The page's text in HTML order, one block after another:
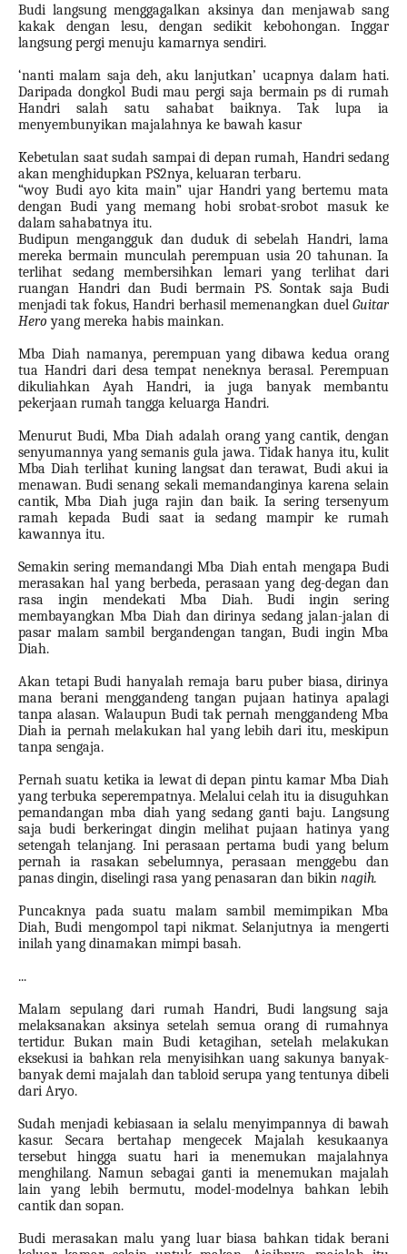
Budi langsung menggagalkan aksinya dan menjawab sang
kakak dengan lesu, dengan sedikit kebohongan. Inggar
langsung pergi menuju kamarnya sendiri.
‘nanti malam saja deh, aku lanjutkan’ ucapnya dalam hati.
Daripada dongkol Budi mau pergi saja bermain ps di rumah
Handri salah satu sahabat baiknya. Tak lupa ia
menyembunyikan majalahnya ke bawah kasur
Kebetulan saat sudah sampai di depan rumah, Handri sedang
akan menghidupkan PS2nya, keluaran terbaru.
“woy Budi ayo kita main” ujar Handri yang bertemu mata
dengan Budi yang memang hobi srobat-srobot masuk ke
dalam sahabatnya itu.
Budipun mengangguk dan duduk di sebelah Handri, lama
mereka bermain munculah perempuan usia 20 tahunan. Ia
terlihat sedang membersihkan lemari yang terlihat dari
ruangan Handri dan Budi bermain PS. Sontak saja Budi
menjadi tak fokus, Handri berhasil memenangkan duel Guitar
Hero yang mereka habis mainkan.
Mba Diah namanya, perempuan yang dibawa kedua orang
tua Handri dari desa tempat neneknya berasal. Perempuan
dikuliahkan Ayah Handri, ia juga banyak membantu
pekerjaan rumah tangga keluarga Handri.
Menurut Budi, Mba Diah adalah orang yang cantik, dengan
senyumannya yang semanis gula jawa. Tidak hanya itu, kulit
Mba Diah terlihat kuning langsat dan terawat, Budi akui ia
menawan. Budi senang sekali memandanginya karena selain
cantik, Mba Diah juga rajin dan baik. Ia sering tersenyum
ramah kepada Budi saat ia sedang mampir ke rumah
kawannya itu.
Semakin sering memandangi Mba Diah entah mengapa Budi
merasakan hal yang berbeda, perasaan yang deg-degan dan
rasa ingin mendekati Mba Diah. Budi ingin sering
membayangkan Mba Diah dan dirinya sedang jalan-jalan di
pasar malam sambil bergandengan tangan, Budi ingin Mba
Diah.
Akan tetapi Budi hanyalah remaja baru puber biasa, dirinya
mana berani menggandeng tangan pujaan hatinya apalagi
tanpa alasan. Walaupun Budi tak pernah menggandeng Mba
Diah ia pernah melakukan hal yang lebih dari itu, meskipun
tanpa sengaja.
Pernah suatu ketika ia lewat di depan pintu kamar Mba Diah
yang terbuka seperempatnya. Melalui celah itu ia disuguhkan
pemandangan mba diah yang sedang ganti baju. Langsung
saja budi berkeringat dingin melihat pujaan hatinya yang
setengah telanjang. Ini perasaan pertama budi yang belum
pernah ia rasakan sebelumnya, perasaan menggebu dan
panas dingin, diselingi rasa yang penasaran dan bikin nagih.
Puncaknya pada suatu malam sambil memimpikan Mba
Diah, Budi mengompol tapi nikmat. Selanjutnya ia mengerti
inilah yang dinamakan mimpi basah.
...
Malam sepulang dari rumah Handri, Budi langsung saja
melaksanakan aksinya setelah semua orang di rumahnya
tertidur. Bukan main Budi ketagihan, setelah melakukan
eksekusi ia bahkan rela menyisihkan uang sakunya banyak-
banyak demi majalah dan tabloid serupa yang tentunya dibeli
dari Aryo.
Sudah menjadi kebiasaan ia selalu menyimpannya di bawah
kasur. Secara bertahap mengecek Majalah kesukaanya
tersebut hingga suatu hari ia menemukan majalahnya
menghilang. Namun sebagai ganti ia menemukan majalah
lain yang lebih bermutu, model-modelnya bahkan lebih
cantik dan sopan.
Budi merasakan malu yang luar biasa bahkan tidak berani